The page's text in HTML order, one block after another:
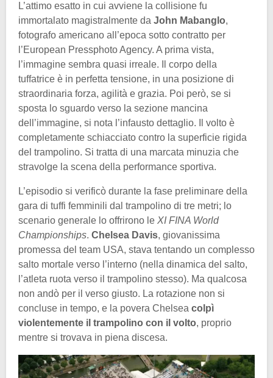
L’attimo esatto in cui avviene la collisione fu
immortalato magistralmente da John Mabanglo,
fotografo americano all’epoca sotto contratto per
l’European Pressphoto Agency. A prima vista,
l’immagine sembra quasi irreale. Il corpo della
tuffatrice è in perfetta tensione, in una posizione di
straordinaria forza, agilità e grazia. Poi però, se si
sposta lo sguardo verso la sezione mancina
dell’immagine, si nota l’infausto dettaglio. Il volto è
completamente schiacciato contro la superficie rigida
del trampolino. Si tratta di una marcata minuzia che
stravolge la scena della performance sportiva.
L’episodio si verificò durante la fase preliminare della
gara di tuffi femminili dal trampolino di tre metri; lo
scenario generale lo offrirono le XI FINA World
Championships. Chelsea Davis, giovanissima
promessa del team USA, stava tentando un complesso
salto mortale verso l’interno (nella dinamica del salto,
l’atleta ruota verso il trampolino stesso). Ma qualcosa
non andò per il verso giusto. La rotazione non si
concluse in tempo, e la povera Chelsea colpì
violentemente il trampolino con il volto, proprio
mentre si trovava in piena discesa.